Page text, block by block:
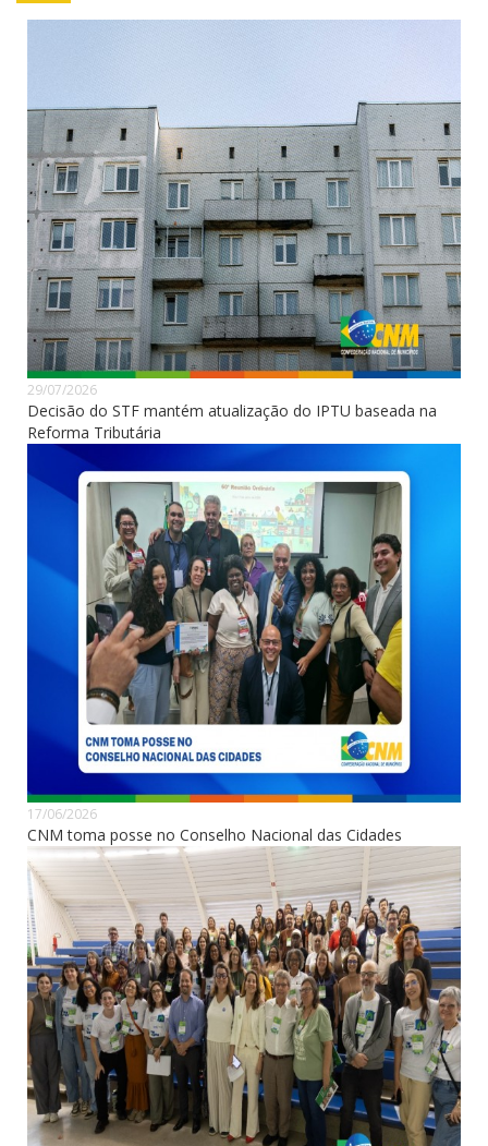
29/07/2026
Decisão do STF mantém atualização do IPTU baseada na
Reforma Tributária
17/06/2026
CNM toma posse no Conselho Nacional das Cidades